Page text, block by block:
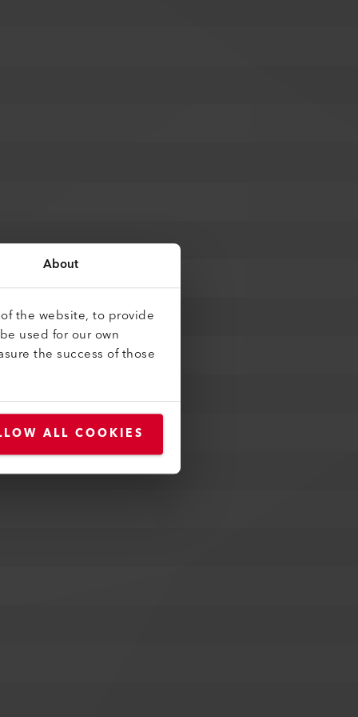
About
the website, to provide
used for our own
the success of those
ALL COOKIES